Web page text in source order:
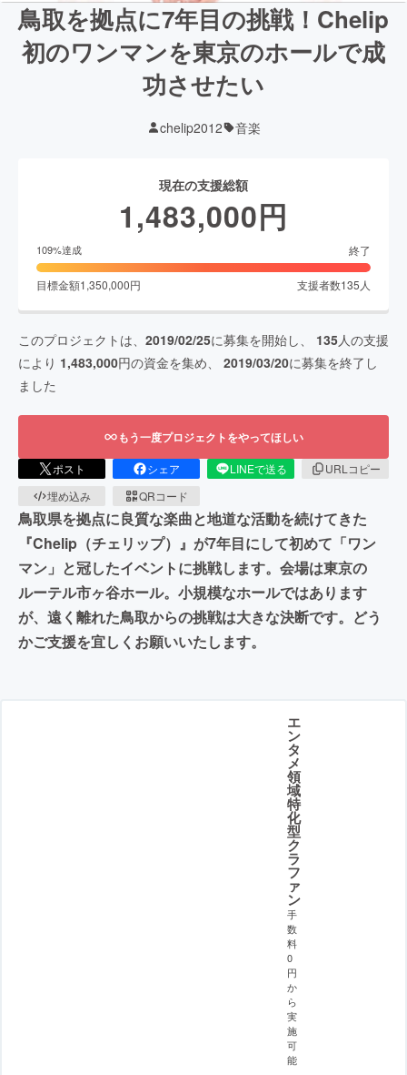
鳥取を拠点に7年目の挑戦！Chelip
初のワンマンを東京のホールで成
功させたい
chelip2012 音楽
現在の支援総額
1,483,000円
109%達成 終了
目標金額1,350,000円 支援者数135 人
このプロジェクトは、 2019/02/25に募集を開始し、 135人の支援
により 1,483,000円の資金を集め、 2019/03/20に募集を終了し
ました
もう一度プロジェクトをやってほしい
ポスト シェア LINEで送る
URLコピー
埋め込み
QRコード
鳥取県を拠点に良質な楽曲と地道な活動を続けてきた
『Chelip（チェリップ）』が7年目にして初めて「ワン
マン」と冠したイベントに挑戦します。会場は東京の
ルーテル市ヶ谷ホール。小規模なホールではあります
が、遠く離れた鳥取からの挑戦は大きな決断です。どう
かご支援を宜しくお願いいたします。
エ
ン
タ
メ
領
域
特
化
型
ク
ラ
フ
ァ
ン
手
数
料
0
円
か
ら
実
施
可
能